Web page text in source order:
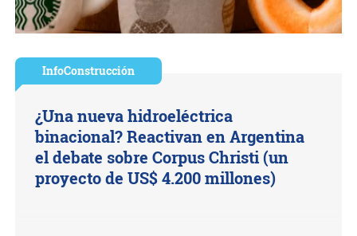
InfoConstrucción
¿Una nueva hidroeléctrica
binacional? Reactivan en Argentina
el debate sobre Corpus Christi (un
proyecto de US$ 4.200 millones)